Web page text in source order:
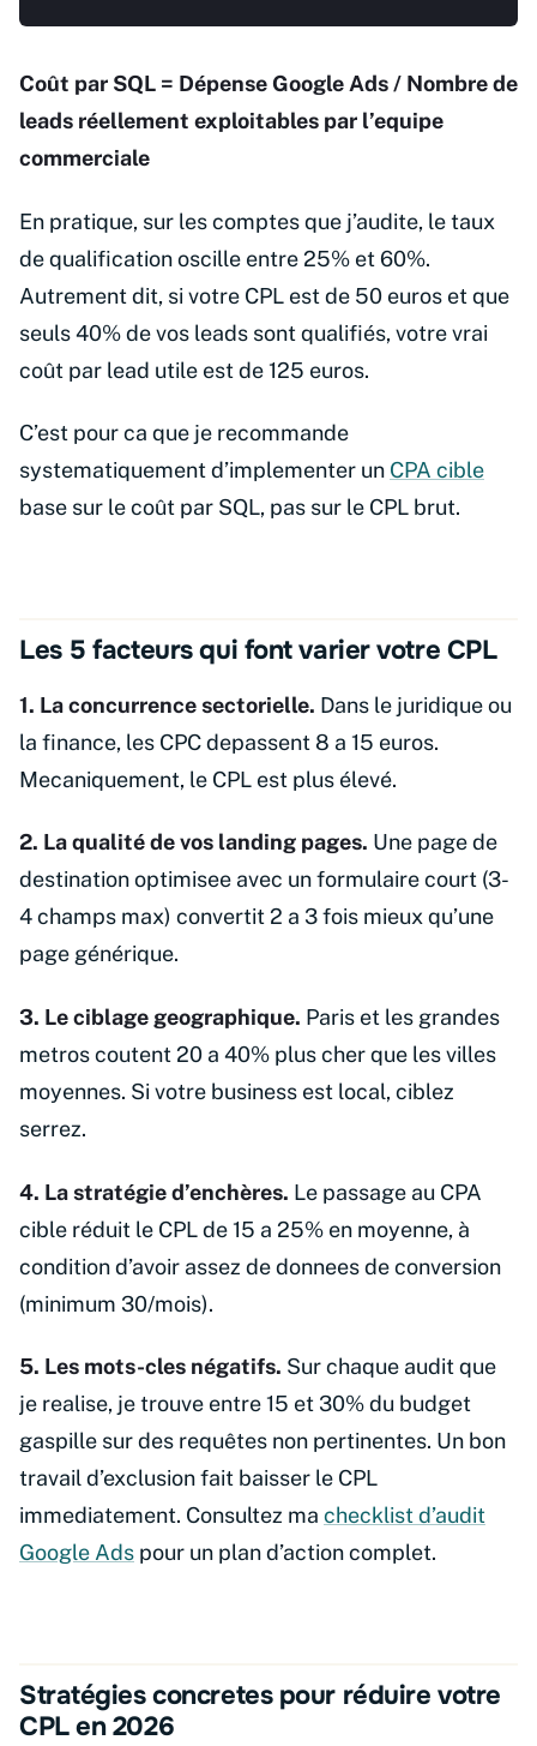
Coût par SQL = Dépense Google Ads / Nombre de
leads réellement exploitables par l’equipe
commerciale
En pratique, sur les comptes que j’audite, le taux
de qualification oscille entre 25% et 60%.
Autrement dit, si votre CPL est de 50 euros et que
seuls 40% de vos leads sont qualifiés, votre vrai
coût par lead utile est de 125 euros.
C’est pour ca que je recommande
systematiquement d’implementer un CPA cible
base sur le coût par SQL, pas sur le CPL brut.
Les 5 facteurs qui font varier votre CPL
1. La concurrence sectorielle. Dans le juridique ou
la finance, les CPC depassent 8 a 15 euros.
Mecaniquement, le CPL est plus élevé.
2. La qualité de vos landing pages. Une page de
destination optimisee avec un formulaire court (3-
4 champs max) convertit 2 a 3 fois mieux qu’une
page générique.
3. Le ciblage geographique. Paris et les grandes
metros coutent 20 a 40% plus cher que les villes
moyennes. Si votre business est local, ciblez
serrez.
4. La stratégie d’enchères. Le passage au CPA
cible réduit le CPL de 15 a 25% en moyenne, à
condition d’avoir assez de donnees de conversion
(minimum 30/mois).
5. Les mots-cles négatifs. Sur chaque audit que
je realise, je trouve entre 15 et 30% du budget
gaspille sur des requêtes non pertinentes. Un bon
travail d’exclusion fait baisser le CPL
immediatement. Consultez ma checklist d’audit
Google Ads pour un plan d’action complet.
Stratégies concretes pour réduire votre
CPL en 2026